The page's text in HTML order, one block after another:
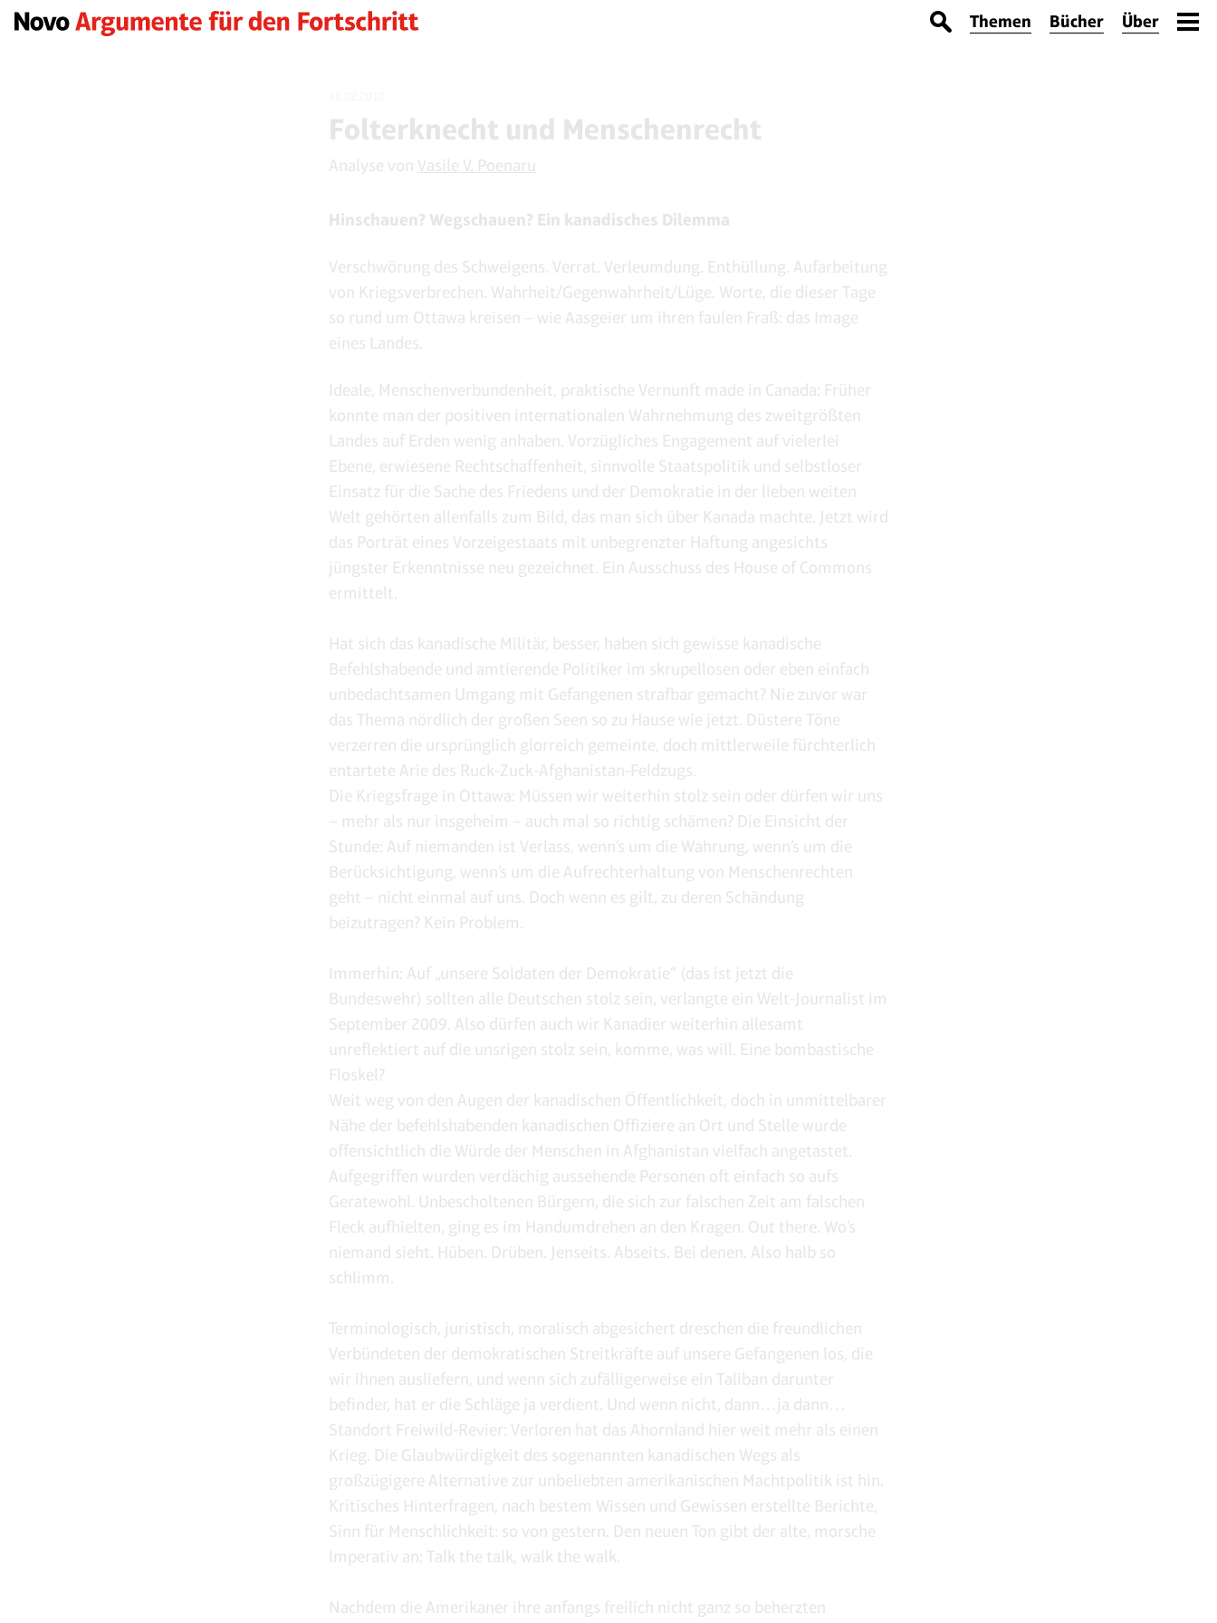
Themen Bücher Über
Folterknecht und Menschenrecht
Analyse von Vasile V. Poenaru
Hinschauen? Wegschauen? Ein kanadisches Dilemma
Verschwörung des Schweigens. Verrat. Verleumdung. Enthüllung. Aufarbeitung
von Kriegsverbrechen. Wahrheit/Gegenwahrheit/Lüge. Worte, die dieser Tage
so rund um Ottawa kreisen – wie Aasgeier um ihren faulen Fraß: das Image
eines Landes.
Ideale, Menschenverbundenheit, praktische Vernunft made in Canada: Früher
konnte man der positiven internationalen Wahrnehmung des zweitgrößten
Landes auf Erden wenig anhaben. Vorzügliches Engagement auf vielerlei
Ebene, erwiesene Rechtschaffenheit, sinnvolle Staatspolitik und selbstloser
Einsatz für die Sache des Friedens und der Demokratie in der lieben weiten
Welt gehörten allenfalls zum Bild, das man sich über Kanada machte. Jetzt wird
das Porträt eines Vorzeigestaats mit unbegrenzter Haftung angesichts
jüngster Erkenntnisse neu gezeichnet. Ein Ausschuss des House of Commons
ermittelt.
Hat sich das kanadische Militär, besser, haben sich gewisse kanadische
Befehlshabende und amtierende Politiker im skrupellosen oder eben einfach
unbedachtsamen Umgang mit Gefangenen strafbar gemacht? Nie zuvor war
das Thema nördlich der großen Seen so zu Hause wie jetzt. Düstere Töne
verzerren die ursprünglich glorreich gemeinte, doch mittlerweile fürchterlich
entartete Arie des Ruck-Zuck-Afghanistan-Feldzugs.
Die Kriegsfrage in Ottawa: Müssen wir weiterhin stolz sein oder dürfen wir uns
– mehr als nur insgeheim – auch mal so richtig schämen? Die Einsicht der
Stunde: Auf niemanden ist Verlass, wenn’s um die Wahrung, wenn’s um die
Berücksichtigung, wenn’s um die Aufrechterhaltung von Menschenrechten
geht – nicht einmal auf uns. Doch wenn es gilt, zu deren Schändung
beizutragen? Kein Problem.
Immerhin: Auf „unsere Soldaten der Demokratie“ (das ist jetzt die
Bundeswehr) sollten alle Deutschen stolz sein, verlangte ein Welt-Journalist im
September 2009. Also dürfen auch wir Kanadier weiterhin allesamt
unreflektiert auf die unsrigen stolz sein, komme, was will. Eine bombastische
Floskel?
Weit weg von den Augen der kanadischen Öffentlichkeit, doch in unmittelbarer
Nähe der befehlshabenden kanadischen Offiziere an Ort und Stelle wurde
offensichtlich die Würde der Menschen in Afghanistan vielfach angetastet.
Aufgegriffen wurden verdächig aussehende Personen oft einfach so aufs
Geratewohl. Unbescholtenen Bürgern, die sich zur falschen Zeit am falschen
Fleck aufhielten, ging es im Handumdrehen an den Kragen. Out there. Wo’s
niemand sieht. Hüben. Drüben. Jenseits. Abseits. Bei denen. Also halb so
schlimm.
Terminologisch, juristisch, moralisch abgesichert dreschen die freundlichen
Verbündeten der demokratischen Streitkräfte auf unsere Gefangenen los, die
wir ihnen ausliefern, und wenn sich zufälligerweise ein Taliban darunter
befinder, hat er die Schläge ja verdient. Und wenn nicht, dann…ja dann…
Standort Freiwild-Revier: Verloren hat das Ahornland hier weit mehr als einen
Krieg. Die Glaubwürdigkeit des sogenannten kanadischen Wegs als
großzügigere Alternative zur unbeliebten amerikanischen Machtpolitik ist hin.
Kritisches Hinterfragen, nach bestem Wissen und Gewissen erstellte Berichte,
Sinn für Menschlichkeit: so von gestern. Den neuen Ton gibt der alte, morsche
Imperativ an: Talk the talk, walk the walk.
Nachdem die Amerikaner ihre anfangs freilich nicht ganz so beherzten